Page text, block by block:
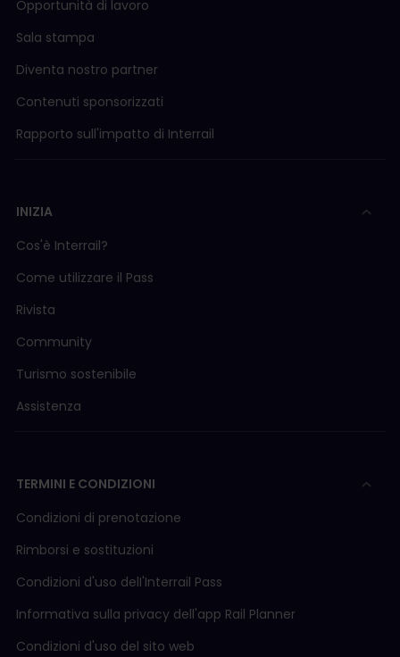
Opportunità di lavoro
Sala stampa
Diventa nostro partner
Contenuti sponsorizzati
Rapporto sull'impatto di Interrail
INIZIA
Cos'è Interrail?
Come utilizzare il Pass
Rivista
Community
Turismo sostenibile
Assistenza
TERMINI E CONDIZIONI
Condizioni di prenotazione
Rimborsi e sostituzioni
Condizioni d'uso delI'Interrail Pass
Informativa sulla privacy dell'app Rail Planner
Condizioni d'uso del sito web